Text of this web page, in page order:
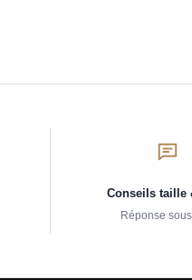
Conseils taille
Réponse